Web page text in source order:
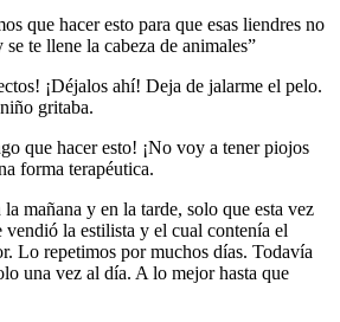
que hacer esto para que esas liendres no
te llene la cabeza de animales”
¡Déjalos ahí! Deja de jalarme el pelo.
gritaba.
que hacer esto! ¡No voy a tener piojos
forma terapéutica.
mañana y en la tarde, solo que esta vez
la estilista y el cual contenía el
Lo repetimos por muchos días. Todavía
una vez al día. A lo mejor hasta que